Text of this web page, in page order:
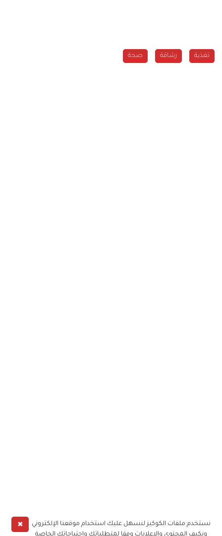
تغذية رشاقة صحة
✖
نستخدم ملفات الكوكيز لنسهل عليك استخدام موقعنا الإلكتروني
ونكيف المحتوى والإعلانات وفقا لمتطلباتك واحتياجاتك الخاصة